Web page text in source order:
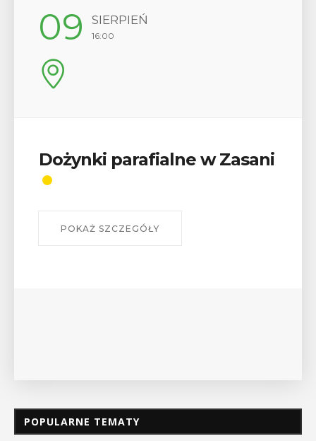
12 SIERPIEŃ
17:00
Wykład „Jak zdobyć
odznaki na myślenickich
W środę 12 sierpnia o godz. 17 w Miejskiej
POPULARNE TEMATY